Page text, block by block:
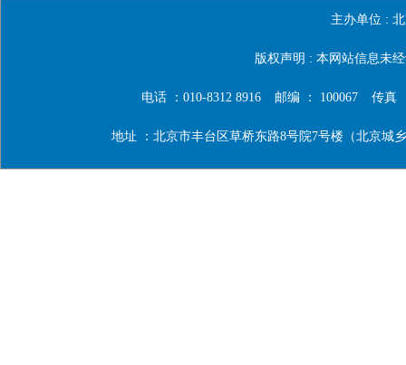
主办单位 :
版权声明 : 本网站信息未
电话 ：010-8312 8916 邮编 ： 100067 传真
地址 ：北京市丰台区草桥东路8号院7号楼（北京城